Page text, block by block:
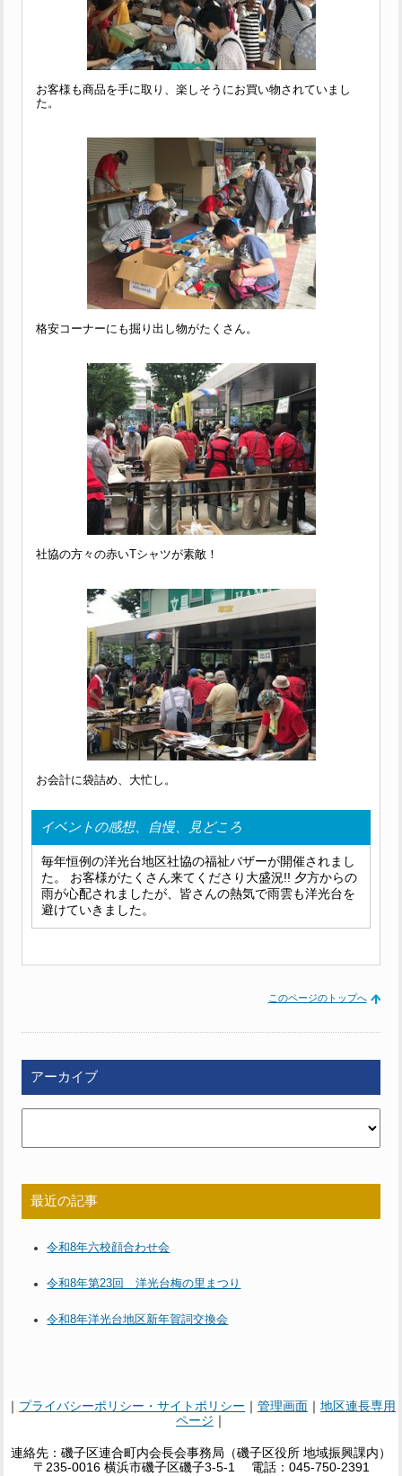
お客様も商品を手に取り、楽しそうにお買い物されていまし
た。
格安コーナーにも掘り出し物がたくさん。
社協の方々の赤いTシャツが素敵！
お会計に袋詰め、大忙し。
イベントの感想、自慢、見どころ
毎年恒例の洋光台地区社協の福祉バザーが開催されまし
た。 お客様がたくさん来てくださり大盛況!! 夕方からの
雨が心配されましたが、皆さんの熱気で雨雲も洋光台を
避けていきました。
このページのトップへ
アーカイブ
最近の記事
令和8年六校顔合わせ会
令和8年第23回 洋光台梅の里まつり
令和8年洋光台地区新年賀詞交換会
｜ プライバシーポリシー・サイトポリシー ｜ 管理画面 ｜ 地区連長専用
ページ ｜
連絡先：磯子区連合町内会長会事務局（磯子区役所 地域振興課内）
〒235-0016 横浜市磯子区磯子3-5-1 電話：045-750-2391